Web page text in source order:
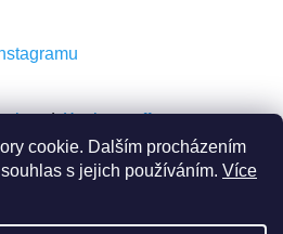
cookie. Dalším procházením
s jejich používáním. Více
Kosher-coffee.cz
Vytvořil Shoptet